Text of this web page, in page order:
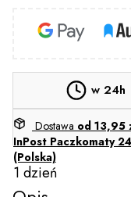
w 24h
Dostawa od 13,95
InPost Paczkomaty
(Polska)
1 dzień